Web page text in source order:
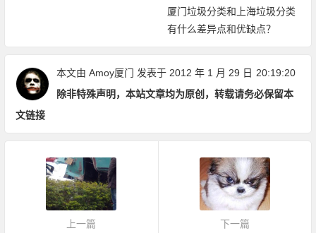
厦门垃圾分类和上海垃圾分类
有什么差异点和优缺点？
本文由 Amoy厦门 发表于 2012 年 1 月 29 日 20:19:20
除非特殊声明，本站文章均为原创，转载请务必保留本
文链接
上一篇
下一篇